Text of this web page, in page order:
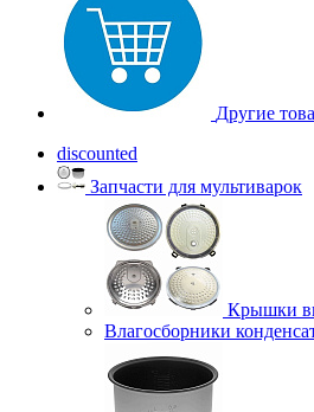
Другие
discounted
Запчасти для мультиварок
Крышки
Влагосборники